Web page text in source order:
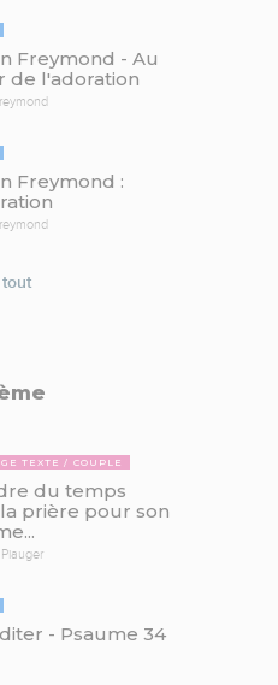
Freymond - Au
de l'adoration
Freymond :
TEXTE COUPLE
du temps
prière pour son
- Psaume 34